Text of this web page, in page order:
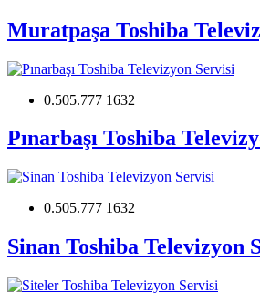
Muratpaşa Toshiba
0.505.777 1632
Pınarbaşı Toshiba
0.505.777 1632
Sinan Toshiba Televizyon